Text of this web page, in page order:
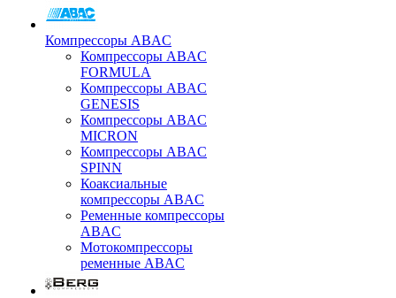
Компрессоры ABAC
Компрессоры ABAC
FORMULA
Компрессоры ABAC
GENESIS
Компрессоры ABAC
MICRON
Компрессоры ABAC
SPINN
Коаксиальные
компрессоры ABAC
Ременные компрессоры
ABAC
Мотокомпрессоры
ременные ABAC